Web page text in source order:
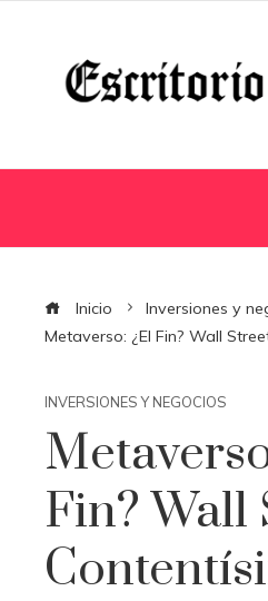
Inicio
Inversiones y
Metaverso: ¿El Fin? Wall
INVERSIONES Y NEGOCIOS
Fin? Wall